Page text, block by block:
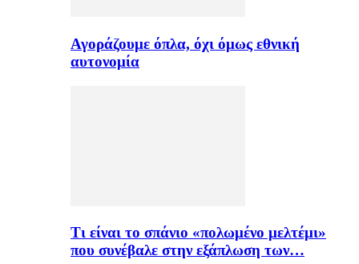
Αγοράζουμε όπλα, όχι όμως εθνική
αυτονομία
Τι είναι το σπάνιο «πολωμένο μελτέμι»
που συνέβαλε στην εξάπλωση των…